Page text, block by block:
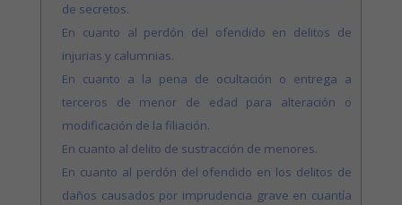
de secretos.
En cuanto al perdón del ofendido en delitos de
injurias y calumnias.
En cuanto a la pena de ocultación o entrega a
terceros de menor de edad para alteración o
modificación de la filiación.
En cuanto al delito de sustracción de menores.
En cuanto al perdón del ofendido en los delitos de
daños causados por imprudencia grave en cuantía